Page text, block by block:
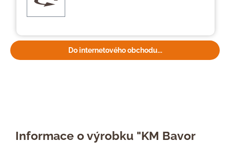
Do internetového obchodu...
Informace o výrobku "KM Bavor